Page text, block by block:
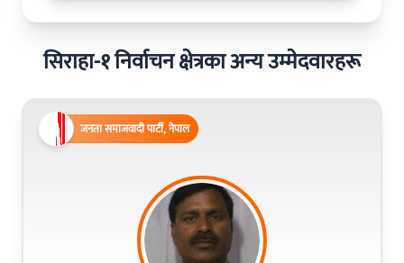
सिराहा-१ निर्वाचन क्षेत्रका अन्य उम्मेदवारहरू
जनता समाजवादी पार्टी, नेपाल